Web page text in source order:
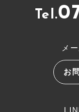
Tel.
メ
お